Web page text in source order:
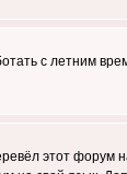
с летним
этот